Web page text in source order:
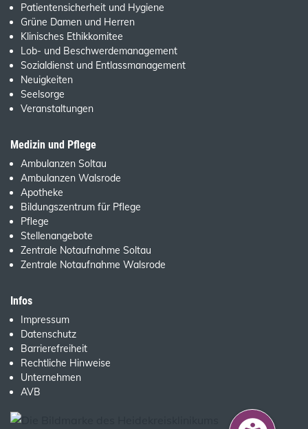
Patientensicherheit und Hygiene
Grüne Damen und Herren
Klinisches Ethikkomitee
Lob- und Beschwerdemanagement
Sozialdienst und Entlassmanagement
Neuigkeiten
Seelsorge
Veranstaltungen
Medizin und Pflege
Ambulanzen Soltau
Ambulanzen Walsrode
Apotheke
Bildungszentrum für Pflege
Pflege
Stellenangebote
Zentrale Notaufnahme Soltau
Zentrale Notaufnahme Walsrode
Infos
Impressum
Datenschutz
Barrierefreiheit
Rechtliche Hinweise
Unternehmen
AVB